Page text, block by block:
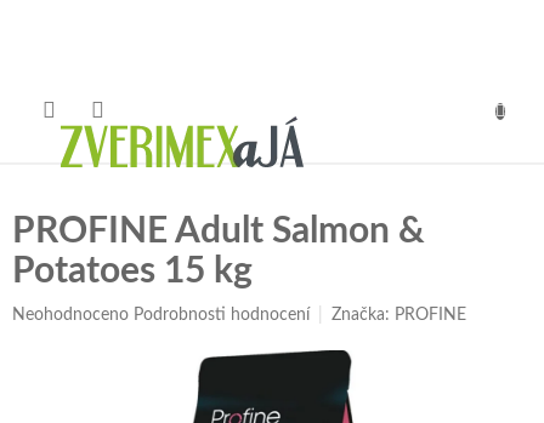
PROFINE Adult Salmon &
Potatoes 15 kg
Průměrné
Neohodnoceno Podrobnosti hodnocení Značka: PROFINE